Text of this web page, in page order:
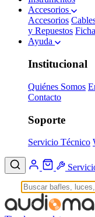
Accesorios
Accesorios
y Repuestos
Ayuda
Institucional
Quiénes Somos
Contacto
Soporte
Servicio Técnico